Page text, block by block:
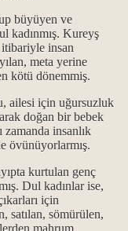
büyüyen ve
kadınmış. Kureyş
itibariyle insan
meta yerine
kötü dönemmiş.
ailesi için uğursuzluk
doğan bir bebek
insanlık
övünüyorlarmış.
kurtulan genç
Dul kadınlar ise,
için
satılan, sömürülen,
mahrum